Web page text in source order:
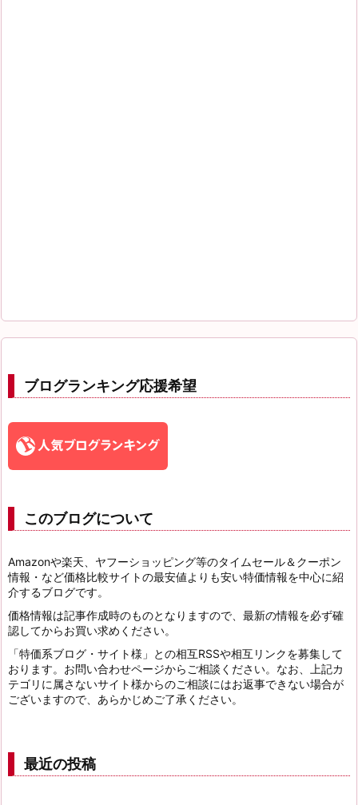
ブログランキング応援希望
このブログについて
Amazonや楽天、ヤフーショッピング等のタイムセール＆クーポン
情報・など価格比較サイトの最安値よりも安い特価情報を中心に紹
介するブログです。
価格情報は記事作成時のものとなりますので、最新の情報を必ず確
認してからお買い求めください。
「特価系ブログ・サイト様」との相互RSSや相互リンクを募集して
おります。お問い合わせページからご相談ください。なお、上記カ
テゴリに属さないサイト様からのご相談にはお返事できない場合が
ございますので、あらかじめご了承ください。
最近の投稿